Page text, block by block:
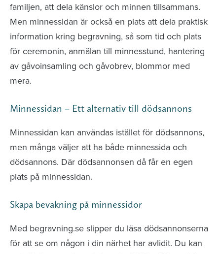
familjen, att dela känslor och minnen tillsammans.
Men minnessidan är också en plats att dela praktisk
information kring begravning, så som tid och plats
för ceremonin, anmälan till minnesstund, hantering
av gåvoinsamling och gåvobrev, blommor med
mera.
Minnessidan – Ett alternativ till dödsannons
Minnessidan kan användas istället för dödsannons,
men många väljer att ha både minnessida och
dödsannons. Där dödsannonsen då får en egen
plats på minnessidan.
Skapa bevakning på minnessidor
Med begravning.se slipper du läsa dödsannonserna
för att se om någon i din närhet har avlidit. Du kan